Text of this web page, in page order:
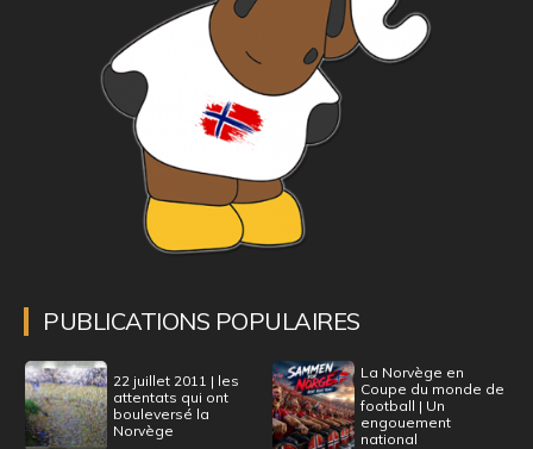
PUBLICATIONS POPULAIRES
22 juillet 2011 | les
attentats qui ont
bouleversé la
Norvège
La Norvège en
Coupe du monde de
football | Un
engouement
national